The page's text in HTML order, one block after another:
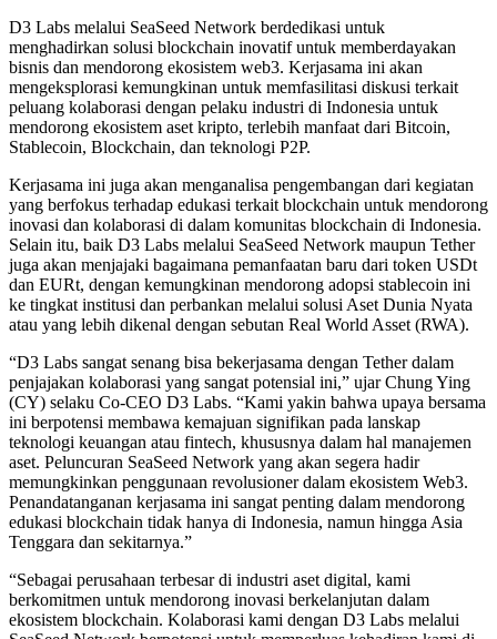
D3 Labs melalui SeaSeed Network berdedikasi untuk
menghadirkan solusi blockchain inovatif untuk memberdayakan
bisnis dan mendorong ekosistem web3. Kerjasama ini akan
mengeksplorasi kemungkinan untuk memfasilitasi diskusi terkait
peluang kolaborasi dengan pelaku industri di Indonesia untuk
mendorong ekosistem aset kripto, terlebih manfaat dari Bitcoin,
Stablecoin, Blockchain, dan teknologi P2P.
Kerjasama ini juga akan menganalisa pengembangan dari kegiatan
yang berfokus terhadap edukasi terkait blockchain untuk mendorong
inovasi dan kolaborasi di dalam komunitas blockchain di Indonesia.
Selain itu, baik D3 Labs melalui SeaSeed Network maupun Tether
juga akan menjajaki bagaimana pemanfaatan baru dari token USDt
dan EURt, dengan kemungkinan mendorong adopsi stablecoin ini
ke tingkat institusi dan perbankan melalui solusi Aset Dunia Nyata
atau yang lebih dikenal dengan sebutan Real World Asset (RWA).
“D3 Labs sangat senang bisa bekerjasama dengan Tether dalam
penjajakan kolaborasi yang sangat potensial ini,” ujar Chung Ying
(CY) selaku Co-CEO D3 Labs. “Kami yakin bahwa upaya bersama
ini berpotensi membawa kemajuan signifikan pada lanskap
teknologi keuangan atau fintech, khususnya dalam hal manajemen
aset. Peluncuran SeaSeed Network yang akan segera hadir
memungkinkan penggunaan revolusioner dalam ekosistem Web3.
Penandatanganan kerjasama ini sangat penting dalam mendorong
edukasi blockchain tidak hanya di Indonesia, namun hingga Asia
Tenggara dan sekitarnya.”
“Sebagai perusahaan terbesar di industri aset digital, kami
berkomitmen untuk mendorong inovasi berkelanjutan dalam
ekosistem blockchain. Kolaborasi kami dengan D3 Labs melalui